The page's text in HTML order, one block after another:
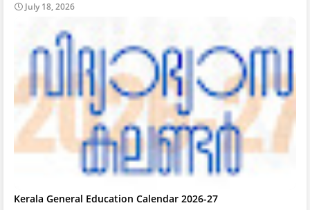
July 18, 2026
Kerala General Education Calendar 2026-27